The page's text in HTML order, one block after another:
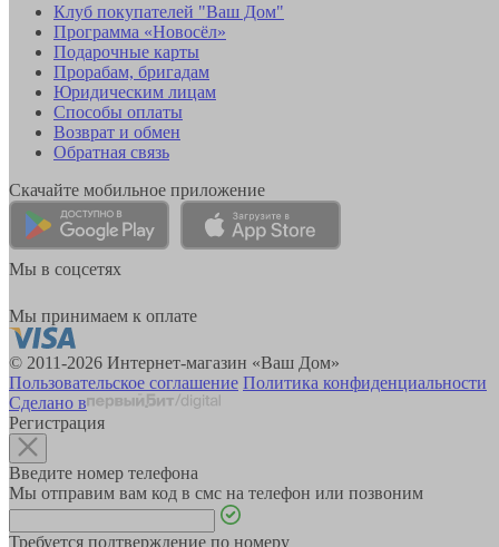
Клуб покупателей "Ваш Дом"
Программа «Новосёл»
Подарочные карты
Прорабам, бригадам
Юридическим лицам
Способы оплаты
Возврат и обмен
Обратная связь
Скачайте мобильное приложение
Мы в соцсетях
Мы принимаем к оплате
© 2011-2026 Интернет-магазин «Ваш Дом»
Пользовательское соглашение Политика конфиденциальности
Сделано в
Регистрация
Введите номер телефона
Мы отправим вам код в смс на телефон или позвоним
Требуется подтверждение по номеру